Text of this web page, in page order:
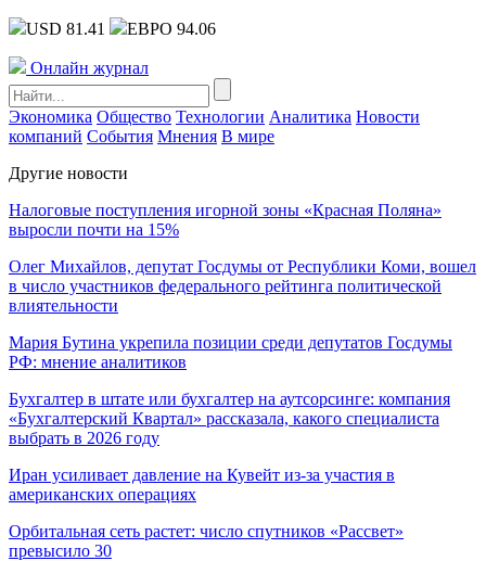
USD 81.41 ЕВРО 94.06
Онлайн журнал
Экономика Общество Технологии Аналитика Новости
компаний События Мнения В мире
Другие новости
Налоговые поступления игорной зоны «Красная Поляна»
выросли почти на 15%
Олег Михайлов, депутат Госдумы от Республики Коми, вошел
в число участников федерального рейтинга политической
влиятельности
Мария Бутина укрепила позиции среди депутатов Госдумы
РФ: мнение аналитиков
Бухгалтер в штате или бухгалтер на аутсорсинге: компания
«Бухгалтерский Квартал» рассказала, какого специалиста
выбрать в 2026 году
Иран усиливает давление на Кувейт из-за участия в
американских операциях
Орбитальная сеть растет: число спутников «Рассвет»
превысило 30